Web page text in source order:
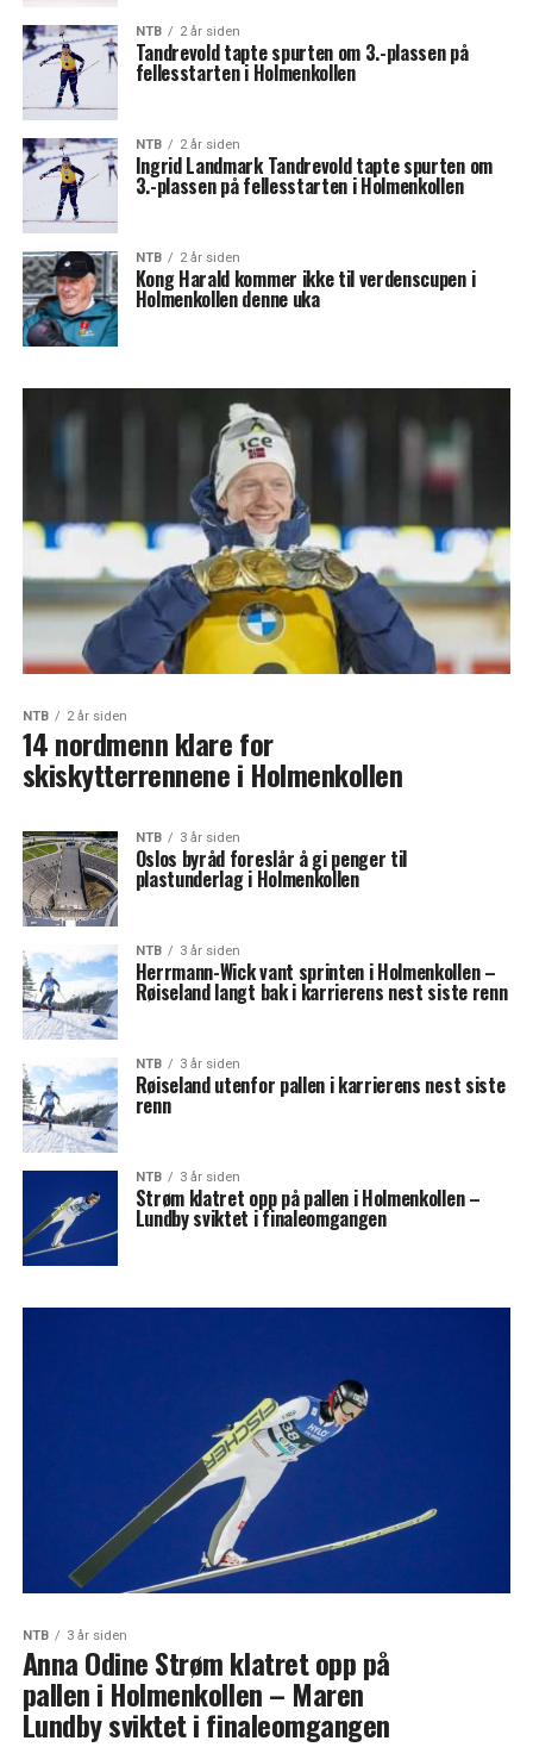
NTB 2 år siden
Tandrevold tapte spurten om 3.-plassen på
fellesstarten i Holmenkollen
NTB 2 år siden
Ingrid Landmark Tandrevold tapte spurten om
3.-plassen på fellesstarten i Holmenkollen
NTB 2 år siden
Kong Harald kommer ikke til verdenscupen i
Holmenkollen denne uka
NTB 2 år siden
14 nordmenn klare for
skiskytterrennene i Holmenkollen
NTB 3 år siden
Oslos byråd foreslår å gi penger til
plastunderlag i Holmenkollen
NTB 3 år siden
Herrmann-Wick vant sprinten i Holmenkollen –
Røiseland langt bak i karrierens nest siste renn
NTB 3 år siden
Røiseland utenfor pallen i karrierens nest siste
renn
NTB 3 år siden
Strøm klatret opp på pallen i Holmenkollen –
Lundby sviktet i finaleomgangen
NTB 3 år siden
Anna Odine Strøm klatret opp på
pallen i Holmenkollen – Maren
Lundby sviktet i finaleomgangen